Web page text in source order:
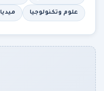
علوم وتكنولوجيا ميديا